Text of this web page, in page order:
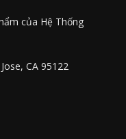
của Hệ Thống
CA 95122